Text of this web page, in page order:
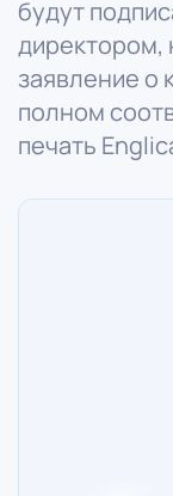
будут
директором,
заявление о
полном
печать